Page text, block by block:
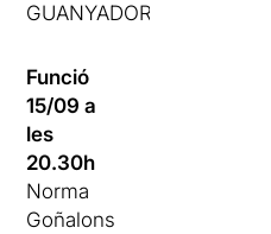
GUANYADORS:
Funció
15/09 a
les
20.30h
Norma
Goñalons